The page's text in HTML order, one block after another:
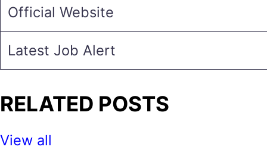
Official Website
Latest Job Alert
RELATED POSTS
View all